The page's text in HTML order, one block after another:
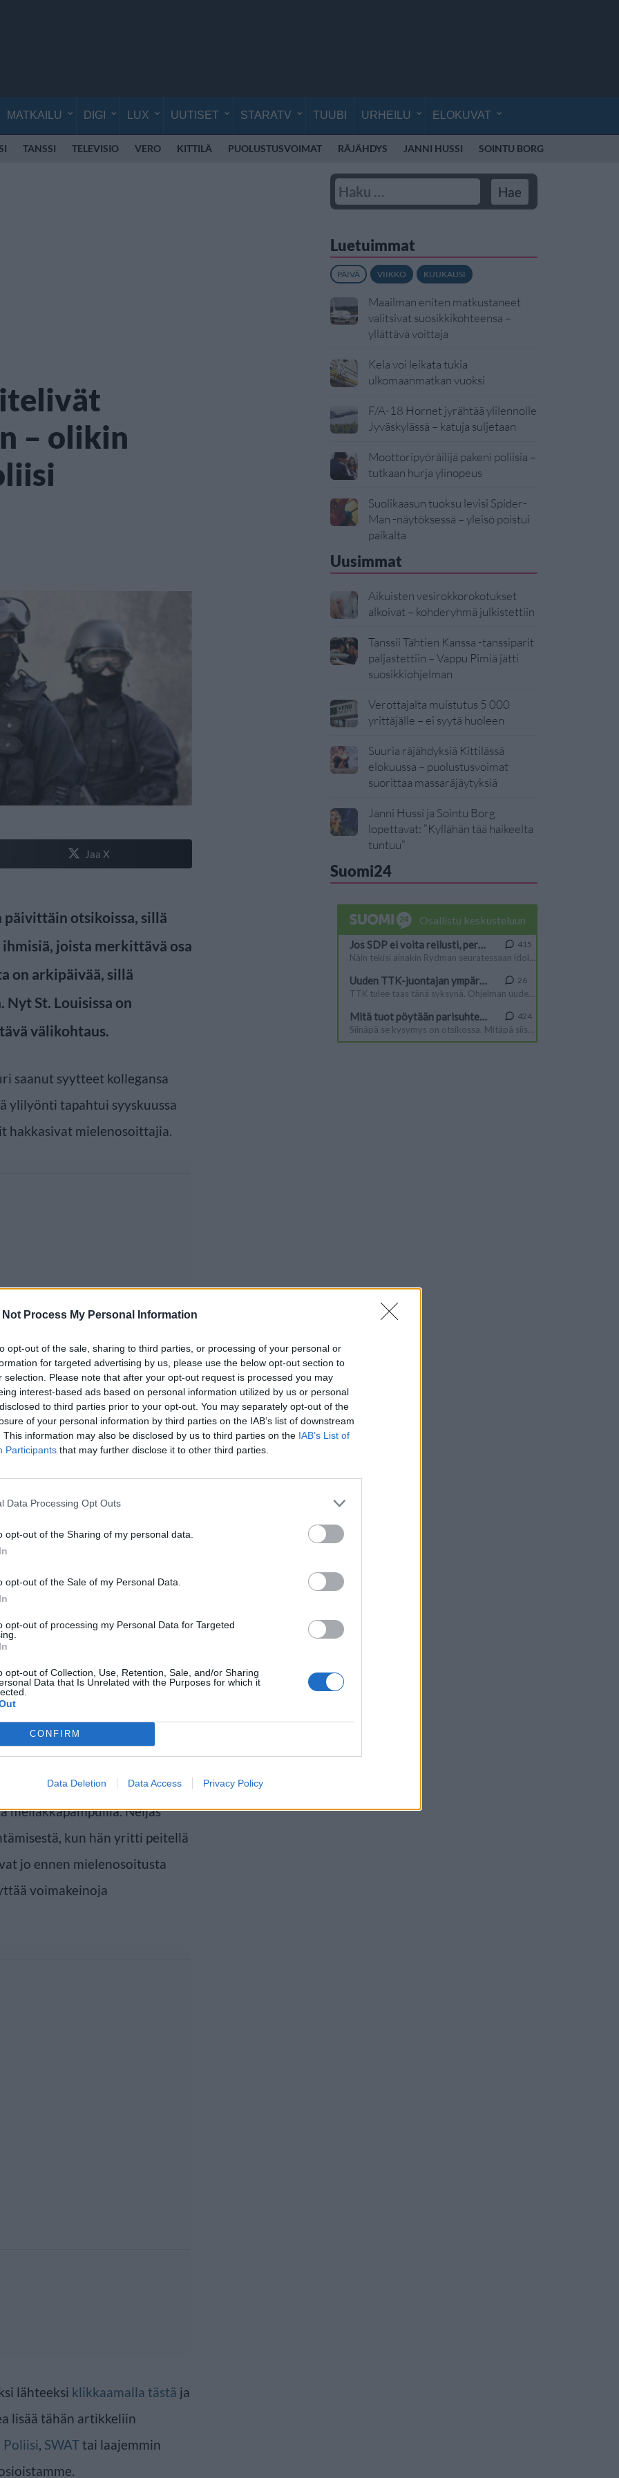
Not Process My Personal Information
opt-out of the sale, sharing to third parties, or processing of your personal or
for targeted advertising by us, please use the below opt-out section to
selection. Please note that after your opt-out request is processed you may
interest-based ads based on personal information utilized by us or personal
to third parties prior to your opt-out. You may separately opt-out of the
of your personal information by third parties on the IAB’s list of downstream
This information may also be disclosed by us to third parties on the IAB’s List of
Participants that may further disclose it to other third parties.
Data Processing Opt Outs
opt-out of the Sharing of my personal data.
opt-out of the Sale of my Personal Data.
opt-out of processing my Personal Data for Targeted
opt-out of Collection, Use, Retention, Sale, and/or Sharing
Data that Is Unrelated with the Purposes for which it
CONFIRM
Data Deletion Data Access Privacy Policy
MATKAILU DIGI LUX UUTISET STARATV TUUBI URHEILU ELOKUVAT
TANSSI TELEVISIO VERO KITTILÄ PUOLUSTUSVOIMAT RÄJÄHDYS JANNI HUSSI SOINTU BORG
– olikin
Jaa X
otsikoissa, sillä
joista merkittävä osa
on arkipäivää, sillä
St. Louisissa on
välikohtaus.
saanut syytteet kollegansa
ylilyönti tapahtui syyskuussa
hakkasivat mielenosoittajia.
oli sattumalta saman
ollut poliisi. Uhri oli
toimintaa. Poliisit
tiimissään olevan miehen
joten poliisit pahoinpitelivät
sen jälkeen lyöneet ja
mellakkapampuilla. Neljäs
kun hän yritti peitellä
jo ennen mielenosoitusta
voimakeinoja
lähteeksi klikkaamalla tästä ja
lisää tähän artikkeliin
Poliisi, SWATtai laajemmin
Luetuimmat
PÄIVÄ VIIKKO KUUKAUSI
Maailman eniten matkustaneet
valitsivat suosikkikohteensa –
yllättävä voittaja
Kela voi leikata tukia
ulkomaanmatkan vuoksi
F/A-18 Hornet jyrähtää ylilennolle
Jyväskylässä – katuja suljetaan
Moottoripyöräilijä pakeni poliisia –
tutkaan hurja ylinopeus
Suolikaasun tuoksu levisi Spider-
Man -näytöksessä – yleisö poistui
paikalta
Uusimmat
Aikuisten vesirokkorokotukset
alkoivat – kohderyhmä julkistettiin
Tanssii Tähtien Kanssa -tanssiparit
paljastettiin – Vappu Pimiä jätti
suosikkiohjelman
Verottajalta muistutus 5 000
yrittäjälle – ei syytä huoleen
Suuria räjähdyksiä Kittilässä
elokuussa – puolustusvoimat
suorittaa massaräjäytyksiä
Janni Hussi ja Sointu Borg
lopettavat: ”Kyllähän tää haikeelta
tuntuu”
Suomi24